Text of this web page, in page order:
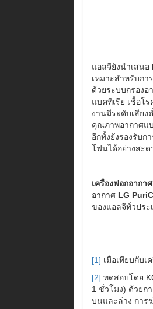
แอลจียังนำเสนอ
เหมาะสำหรับก
ด้วยระบบกรองอ
แบคทีเรีย เชื้อโ
งานมีระดับเสียง
คุณภาพอากาศแ
อีกทั้งยังรองรับ
โฟนได้อย่างสะด
เครื่องฟอกอากาศ
อากาศ LG
ของแอลจีทั่วประ
[1] เมื่อเทียบกับเ
[2] ทดสอบโดย
1 ชั่วโมง) ด้วยก
บนและล่าง การ